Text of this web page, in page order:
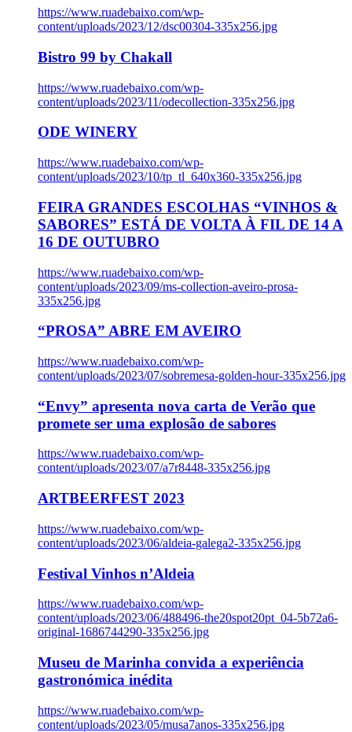
https://www.ruadebaixo.com/wp-
content/uploads/2023/12/dsc00304-335x256.jpg
Bistro 99 by Chakall
https://www.ruadebaixo.com/wp-
content/uploads/2023/11/odecollection-335x256.jpg
ODE WINERY
https://www.ruadebaixo.com/wp-
content/uploads/2023/10/tp_tl_640x360-335x256.jpg
FEIRA GRANDES ESCOLHAS “VINHOS &
SABORES” ESTÁ DE VOLTA À FIL DE 14 A
16 DE OUTUBRO
https://www.ruadebaixo.com/wp-
content/uploads/2023/09/ms-collection-aveiro-prosa-
335x256.jpg
“PROSA” ABRE EM AVEIRO
https://www.ruadebaixo.com/wp-
content/uploads/2023/07/sobremesa-golden-hour-335x256.jpg
“Envy” apresenta nova carta de Verão que
promete ser uma explosão de sabores
https://www.ruadebaixo.com/wp-
content/uploads/2023/07/a7r8448-335x256.jpg
ARTBEERFEST 2023
https://www.ruadebaixo.com/wp-
content/uploads/2023/06/aldeia-galega2-335x256.jpg
Festival Vinhos n’Aldeia
https://www.ruadebaixo.com/wp-
content/uploads/2023/06/488496-the20spot20pt_04-5b72a6-
original-1686744290-335x256.jpg
Museu de Marinha convida a experiência
gastronómica inédita
https://www.ruadebaixo.com/wp-
content/uploads/2023/05/musa7anos-335x256.jpg